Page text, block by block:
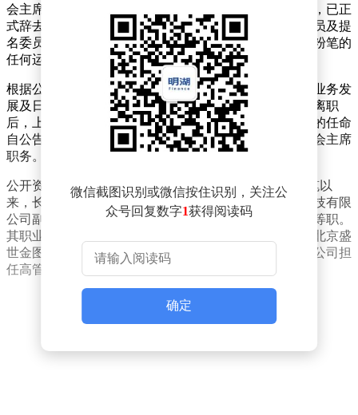
会主席、首席执行官兼执行董事张小龙因个人事务安排，已正
式辞去在集团内的所有职务，包括董事会薪酬委员会成员及提
名委员会主席等职位。此次辞任后，张小龙将不再参与粉笔的
任何运营管理工作。
根据公告内容，张小龙此前全面负责粉笔的战略规划、业务发
展及日常运营，同时主导技术研发与课程创新工作。其离职
后，上述职责将由新任首席执行官盛海燕接管。盛海燕的任命
自公告发布之日起生效，她将同时担任执行董事及董事会主席
职务。
公开资料显示，现年42岁的盛海燕自2015年2月加入粉笔以
来，长期分管集团图书业务板块，历任北京粉笔蓝天科技有限
公司副总裁、北京粉笔天下文化传播有限公司执行董事等职。
其职业履历覆盖教育出版、文化传播等多个领域，曾在北京盛
世金图文化传播有限公司及山东蓝彩天下教育科技有限公司担
任高管职务。
微信截图识别或微信按住识别，关注公
众号回复数字1获得阅读码
确定